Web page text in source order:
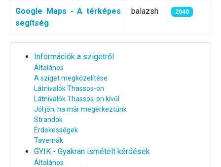
Google Maps - A térképes
segítség
balazsh 2040
Információk a szigetről
Általános
A sziget megközelítése
Látnivalók Thassos-on
Látnivalók Thassos-on kívűl
Jól jön, ha már megérkeztünk
Strandok
Érdekességek
Tavernák
GYIK - Gyakran ismételt kérdések
Általános